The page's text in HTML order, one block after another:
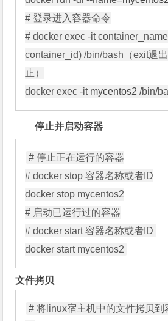
# 登录进入容器命令
# docker exec -it
container_id) /bin/bash（exit退
止）
docker exec -it mycentos2
停止并启动容器
# 停止正在运行的容器
# docker stop 容器名称或者ID
docker stop mycentos2
# 启动已运行过的容器
# docker start 容器名称或者ID
文件拷贝
# 将linux宿主机中的文件拷贝到